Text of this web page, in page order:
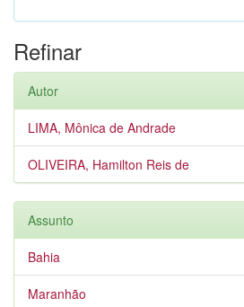
Refinar
Autor
LIMA, Mônica de Andrade
OLIVEIRA, Hamilton Reis de
Assunto
Bahia
Maranhão